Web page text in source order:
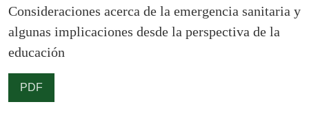
Consideraciones acerca de la emergencia sanitaria y
algunas implicaciones desde la perspectiva de la
educación
PDF